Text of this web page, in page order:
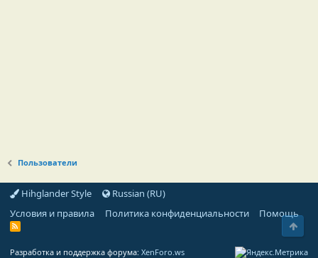
Пользователи
Hihglander Style
Russian (RU)
Условия и правила
Политика конфиденциальности Помощь
R
Разработка и поддержка форума: XenForo.ws